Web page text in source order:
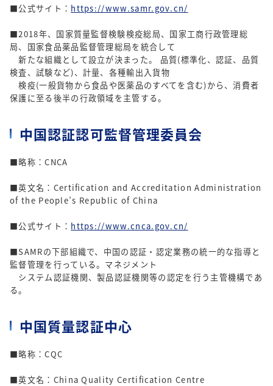
■公式サイト： https://www.samr.gov.cn/
■2018年、国家質量監督検験検疫総局、国家工商行政管理総
局、国家食品薬品監督管理総局を統合して
新たな組織として設立が決まった。 品質(標準化、認証、品質
検査、試験など)、計量、各種輸出入貨物
検疫(一般貨物から食品や医薬品のすべてを含む)から、消費者
保護に至る後半の行政領域を主管する。
中国認証認可監督管理委員会
■略称：CNCA
■英文名：Certification and Accreditation Administration
of the People’s Republic of China
■公式サイト： https://www.cnca.gov.cn/
■SAMRの下部組織で、中国の認証・認定業務の統一的な指導と
監督管理を行っている。マネジメント
システム認証機関、製品認証機関等の認定を行う主管機構であ
る。
中国質量認証中心
■略称：CQC
■英文名：China Quality Certification Centre